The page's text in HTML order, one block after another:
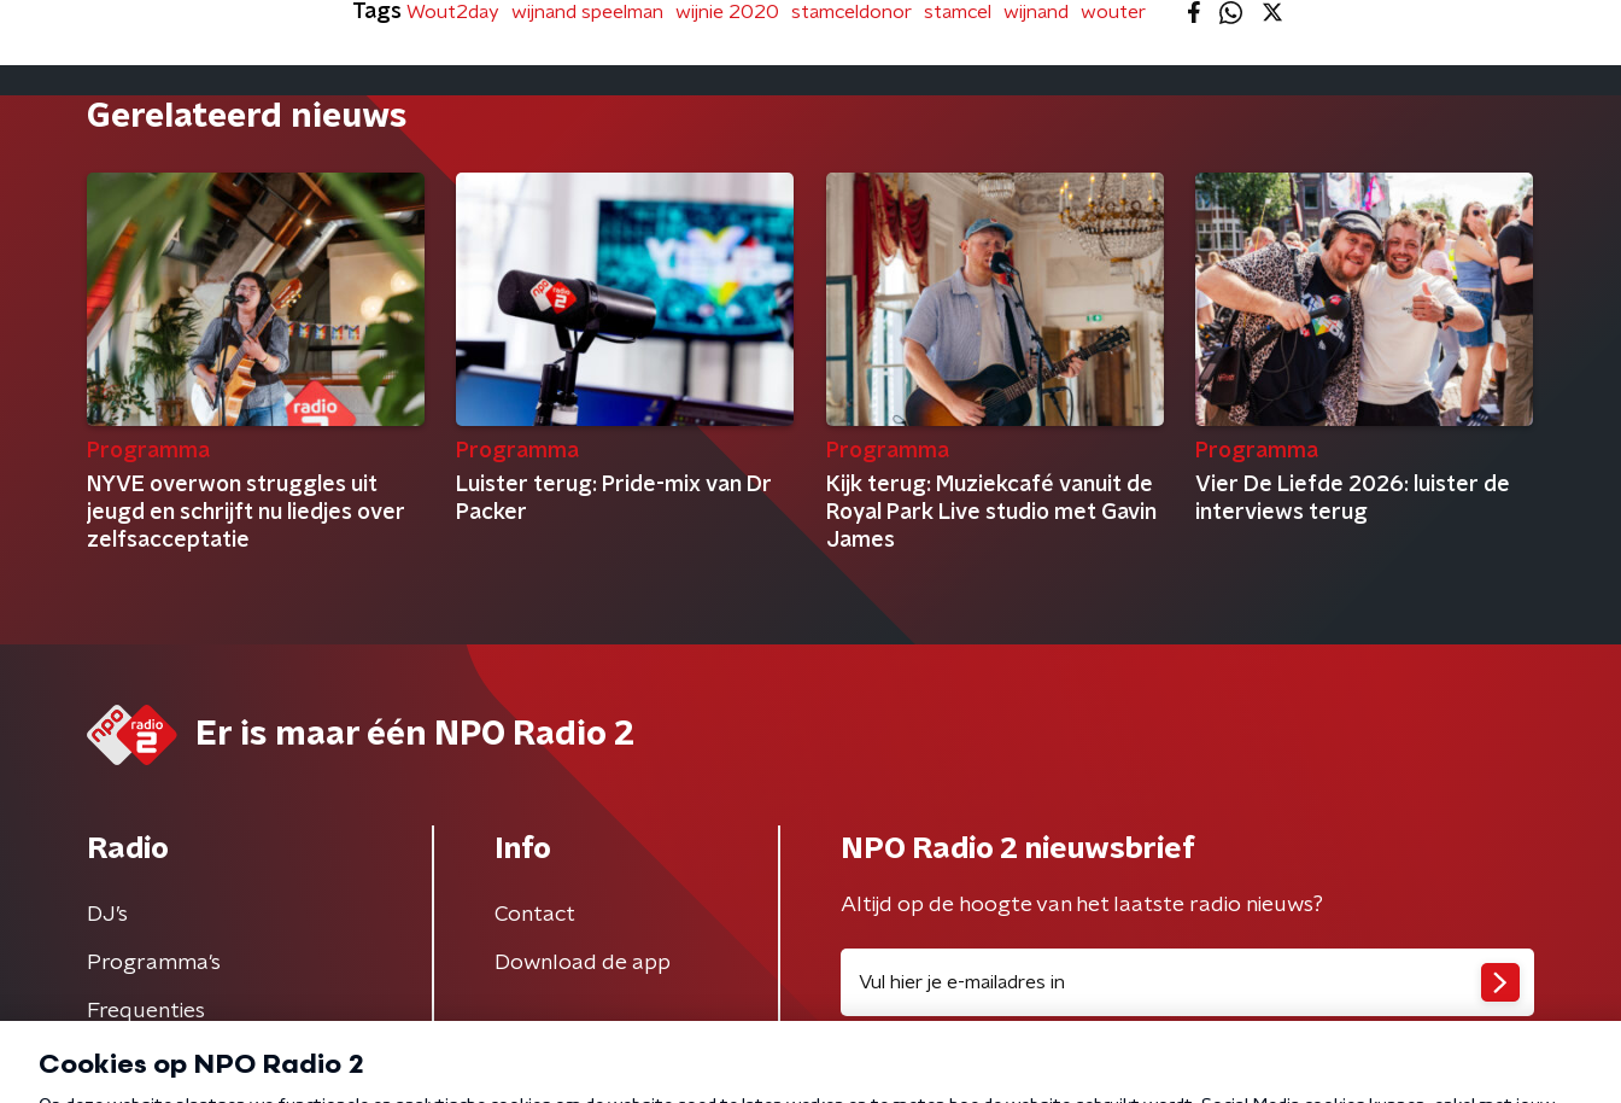
Tags Wout2day wijnand speelman wijnie 2020 stamceldonor stamcel wijnand wouter
Gerelateerd nieuws
Programma
NYVE overwon struggles uit
jeugd en schrijft nu liedjes over
zelfsacceptatie
Programma
Luister terug: Pride-mix van Dr
Packer
Programma
Kijk terug: Muziekcafé vanuit de
Royal Park Live studio met Gavin
James
Programma
Vier De Liefde 2026: luister de
interviews terug
Er is maar één NPO Radio 2
Radio
DJ’s
Programma's
Frequenties
Info
Contact
Download de app
NPO Radio 2 nieuwsbrief
Altijd op de hoogte van het laatste radio nieuws?